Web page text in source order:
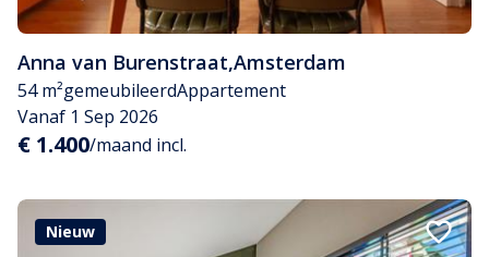
Anna van Burenstraat,Amsterdam
54 m²gemeubileerdAppartement
Vanaf 1 Sep 2026
€ 1.400/maand incl.
Nieuw